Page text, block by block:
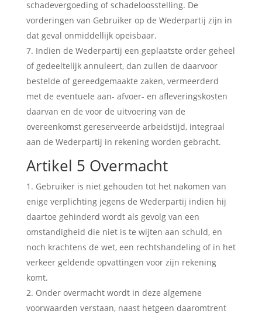
schadevergoeding of schadeloosstelling. De
vorderingen van Gebruiker op de Wederpartij zijn in
dat geval onmiddellijk opeisbaar.
Indien de Wederpartij een geplaatste order geheel
of gedeeltelijk annuleert, dan zullen de daarvoor
bestelde of gereedgemaakte zaken, vermeerderd
met de eventuele aan- afvoer- en afleveringskosten
daarvan en de voor de uitvoering van de
overeenkomst gereserveerde arbeidstijd, integraal
aan de Wederpartij in rekening worden gebracht.
Artikel 5 Overmacht
Gebruiker is niet gehouden tot het nakomen van
enige verplichting jegens de Wederpartij indien hij
daartoe gehinderd wordt als gevolg van een
omstandigheid die niet is te wijten aan schuld, en
noch krachtens de wet, een rechtshandeling of in het
verkeer geldende opvattingen voor zijn rekening
komt.
Onder overmacht wordt in deze algemene
voorwaarden verstaan, naast hetgeen daaromtrent